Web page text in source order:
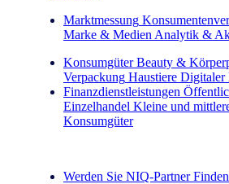
Marktmessung
Marke & Medien Analytik &
Konsumgüter Beauty &
Verpackung Haustiere Digitaler
Finanzdienstleistungen
Einzelhandel Kleine und
Konsumgüter
Werden Sie NIQ-Partner